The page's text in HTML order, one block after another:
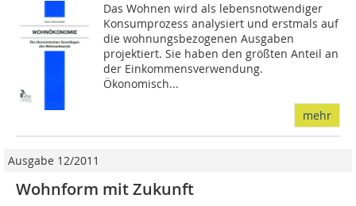
Das Wohnen wird als lebensnotwendiger
Konsumprozess analysiert und erstmals auf
die wohnungsbezogenen Ausgaben
projektiert. Sie haben den größten Anteil an
der Einkommensverwendung.
Ökonomisch...
mehr
Ausgabe 12/2011
Wohnform mit Zukunft